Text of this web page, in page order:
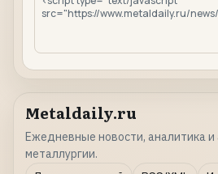
Metaldaily.ru
Ежедневные новости, аналитика и
металлургии.